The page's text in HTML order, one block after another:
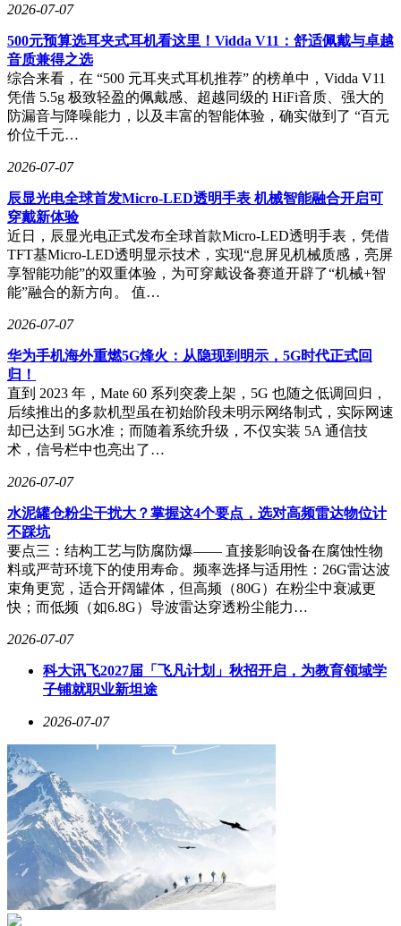
2026-07-07
500元预算选耳夹式耳机看这里！Vidda V11：舒适佩戴与卓越
音质兼得之选
综合来看，在 “500 元耳夹式耳机推荐” 的榜单中，Vidda V11
凭借 5.5g 极致轻盈的佩戴感、超越同级的 HiFi音质、强大的
防漏音与降噪能力，以及丰富的智能体验，确实做到了 “百元
价位千元…
2026-07-07
辰显光电全球首发Micro-LED透明手表 机械智能融合开启可
穿戴新体验
近日，辰显光电正式发布全球首款Micro-LED透明手表，凭借
TFT基Micro-LED透明显示技术，实现“息屏见机械质感，亮屏
享智能功能”的双重体验，为可穿戴设备赛道开辟了“机械+智
能”融合的新方向。 值…
2026-07-07
华为手机海外重燃5G烽火：从隐现到明示，5G时代正式回
归！
直到 2023 年，Mate 60 系列突袭上架，5G 也随之低调回归，
后续推出的多款机型虽在初始阶段未明示网络制式，实际网速
却已达到 5G水准；而随着系统升级，不仅实装 5A 通信技
术，信号栏中也亮出了…
2026-07-07
水泥罐仓粉尘干扰大？掌握这4个要点，选对高频雷达物位计
不踩坑
要点三：结构工艺与防腐防爆—— 直接影响设备在腐蚀性物
料或严苛环境下的使用寿命。频率选择与适用性：26G雷达波
束角更宽，适合开阔罐体，但高频（80G）在粉尘中衰减更
快；而低频（如6.8G）导波雷达穿透粉尘能力…
2026-07-07
科大讯飞2027届「飞凡计划」秋招开启，为教育领域学
子铺就职业新坦途
2026-07-07